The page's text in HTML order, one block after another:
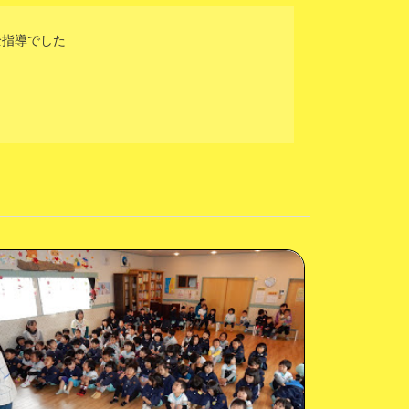
導でした